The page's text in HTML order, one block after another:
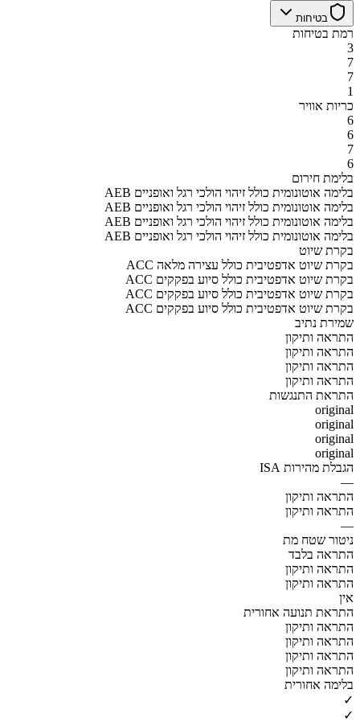
בטיחות
רמת בטיחות
3
7
7
1
כריות אוויר
6
6
7
6
בלימת חירום
AEB בלימה אוטונומית כולל זיהוי הולכי רגל ואופניים
AEB בלימה אוטונומית כולל זיהוי הולכי רגל ואופניים
AEB בלימה אוטונומית כולל זיהוי הולכי רגל ואופניים
AEB בלימה אוטונומית כולל זיהוי הולכי רגל ואופניים
בקרת שיוט
ACC בקרת שיוט אדפטיבית כולל עצירה מלאה
ACC בקרת שיוט אדפטיבית כולל סיוע בפקקים
ACC בקרת שיוט אדפטיבית כולל סיוע בפקקים
ACC בקרת שיוט אדפטיבית כולל סיוע בפקקים
שמירת נתיב
התראה ותיקון
התראה ותיקון
התראה ותיקון
התראה ותיקון
התראת התנגשות
original
original
original
original
הגבלת מהירות ISA
—
התראה ותיקון
התראה ותיקון
—
ניטור שטח מת
התראה בלבד
התראה ותיקון
התראה ותיקון
אין
התראת תנועה אחורית
התראה ותיקון
התראה ותיקון
התראה ותיקון
התראה ותיקון
בלימה אחורית
✓
✓